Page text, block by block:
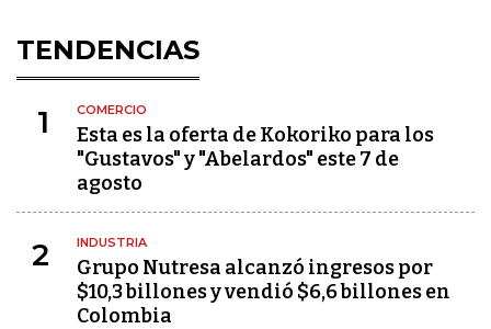
TENDENCIAS
1 COMERCIO
Esta es la oferta de Kokoriko para los
"Gustavos" y "Abelardos" este 7 de
agosto
2 INDUSTRIA
Grupo Nutresa alcanzó ingresos por
$10,3 billones y vendió $6,6 billones en
Colombia